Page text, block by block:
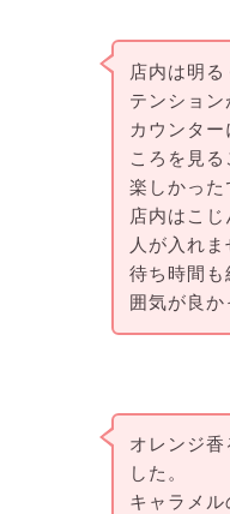
店内は明
テンション
カウンタ
ころを見
楽しかった
店内はこ
人が入れま
待ち時間も
囲気が良か
オレンジ
した。
キャラメル